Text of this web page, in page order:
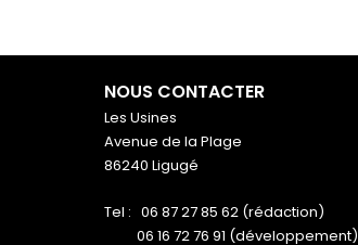
NOUS CONTACTER
Les Usines
Avenue de la Plage
86240 Ligugé
Tel : 06 87 27 85 62 (rédaction)
06 16 72 76 91 (développement)